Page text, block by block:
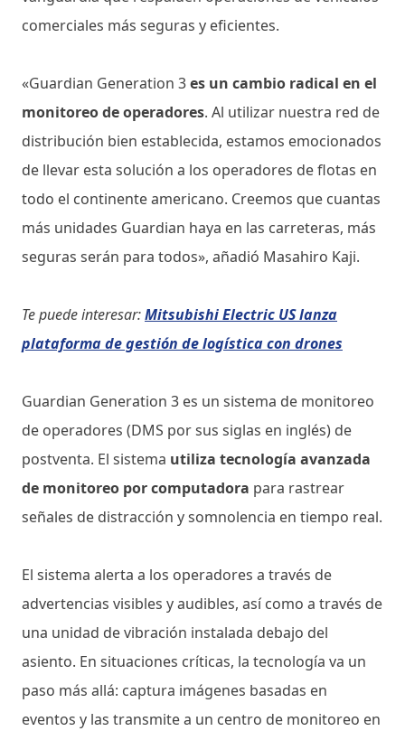
comerciales más seguras y eficientes.
«Guardian Generation 3es un cambio radical en el
monitoreo de operadores. Al utilizar nuestra red de
distribución bien establecida, estamos emocionados
de llevar esta solución a los operadores de flotas en
todo el continente americano. Creemos que cuantas
más unidades Guardian haya en las carreteras, más
seguras serán para todos», añadió Masahiro Kaji.
Te puede interesar:Mitsubishi Electric US lanza
plataforma de gestión de logística con drones
Guardian Generation 3 es un sistema de monitoreo
de operadores (DMS por sus siglas en inglés) de
postventa. El sistema utiliza tecnología avanzada
de monitoreo por computadora para rastrear
señales de distracción y somnolencia en tiempo real.
El sistema alerta a los operadores a través de
advertencias visibles y audibles, así como a través de
una unidad de vibración instalada debajo del
asiento. En situaciones críticas, la tecnología va un
paso más allá: captura imágenes basadas en
eventos y las transmite a un centro de monitoreo en